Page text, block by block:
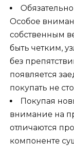
Особое
собственным
быть четким,
без
появляется
покупать не
Покупая
внимание на
отличаются
компоненте